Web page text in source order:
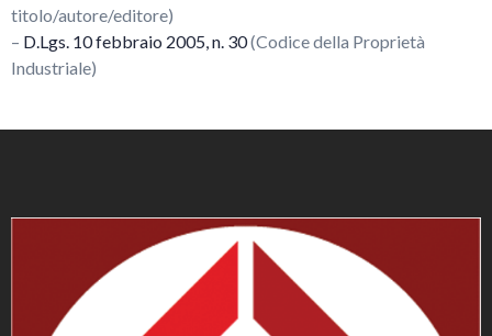
titolo/autore/editore)
– D.Lgs. 10 febbraio 2005, n. 30(Codice della Proprietà
Industriale)